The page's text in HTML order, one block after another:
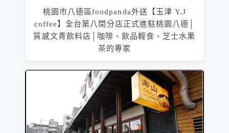
桃園市八德區foodpanda外送【玉津 Y.J
coffee】全台第八間分店正式進駐桃園八德│
質感文青飲料店│咖啡、飲品輕食、芝士水果
茶的專家